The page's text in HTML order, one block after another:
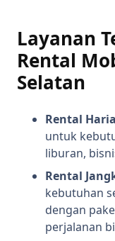
Layanan
Rental
Selatan
Rental
untuk
liburan,
Rental
kebutuhan
dengan
perjalanan